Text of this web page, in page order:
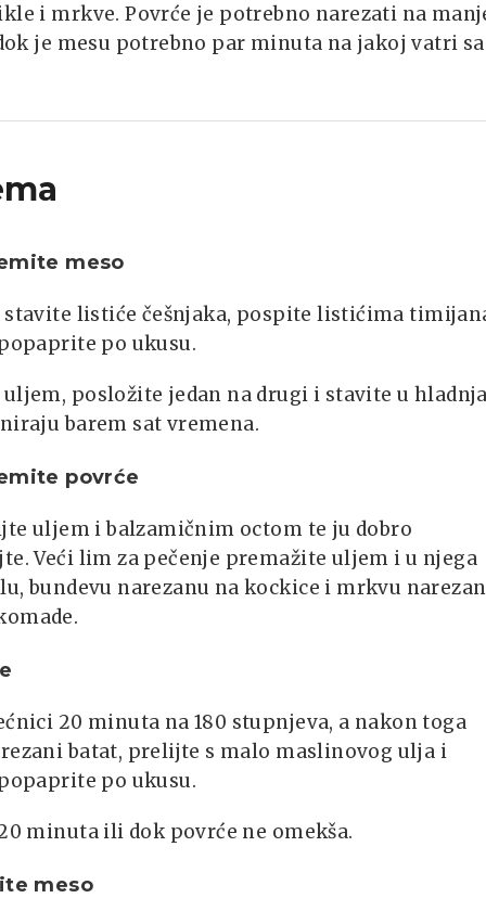
i mrkve. Povrće je potrebno narezati na
je mesu potrebno par minuta na jakoj vatri sa
meso
stavite listiće češnjaka, pospite listićima
po ukusu.
posložite jedan na drugi i stavite u
barem sat vremena.
povrće
uljem i balzamičnim octom te ju dobro
Veći lim za pečenje premažite uljem i u njega
bundevu narezanu na kockice i mrkvu
20 minuta na 180 stupnjeva, a nakon toga
batat, prelijte s malo maslinovog ulja i
po ukusu.
minuta ili dok povrće ne omekša.
meso